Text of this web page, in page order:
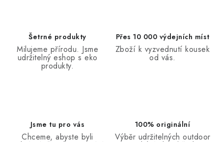
Šetrné produkty
Milujeme přírodu. Jsme
udržitelný eshop s eko
produkty.
Přes 10 000 výdejních míst
Zboží k vyzvednutí kousek
od vás.
Jsme tu pro vás
Chceme, abyste byli
100% originální
Výběr udržitelných outdoor